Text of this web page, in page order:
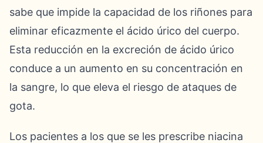
sabe que impide la capacidad de los riñones para
eliminar eficazmente el ácido úrico del cuerpo.
Esta reducción en la excreción de ácido úrico
conduce a un aumento en su concentración en
la sangre, lo que eleva el riesgo de ataques de
gota.
Los pacientes a los que se les prescribe niacina